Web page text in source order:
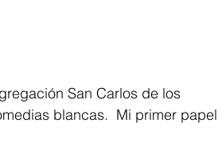
San Carlos de los
blancas.  Mi primer papel